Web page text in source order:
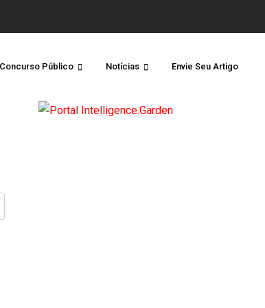
Concurso Público Notícias Envie Seu Artigo